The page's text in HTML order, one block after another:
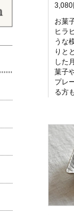
3,080
お菓
ヒラ
うな
りと
した
菓子
プレ
る方